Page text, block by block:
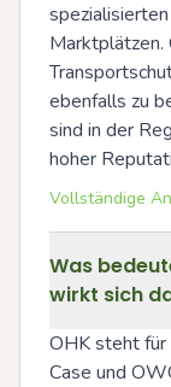
Marktplätzen.
ebenfalls zu
sind in der
hoher
Vollständige
Was
wirkt sich
OHK steht für
Case und